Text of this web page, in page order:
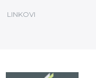
LINKOVI